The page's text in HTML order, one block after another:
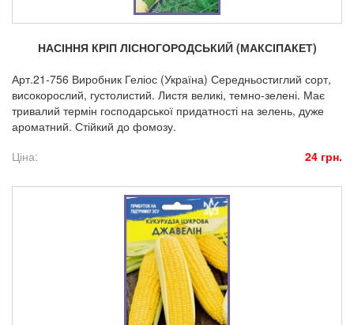
НАСІННЯ КРІП ЛІСНОГОРОДСЬКИЙ (МАКСІПАКЕТ)
Арт.21-756 Виробник Геліос (Україна) Середньостиглий сорт,
високорослий, густолистий. Листя великі, темно-зелені. Має
тривалий термін господарської придатності на зелень, дуже
ароматний. Стійкий до фомозу.
Ціна:
24 грн.